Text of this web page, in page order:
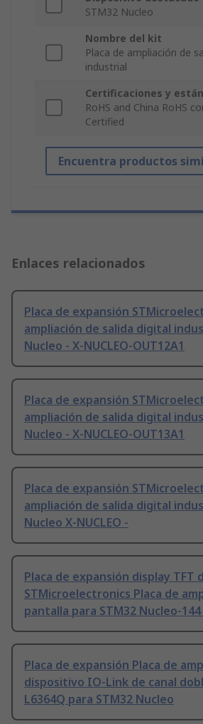
STM32 Nucleo
Nombre del kit
Placa de ampliación de
industrial
Certificaciones y
RoHS and China RoHS
Certified
Encuentra productos
Enlaces relacionados
Placa de expansión
ampliación de salida digital
Nucleo - X-NUCLEO-OUT12A1
Placa de expansión
ampliación de salida digital
Nucleo - X-NUCLEO-OUT13A1
Placa de expansión
ampliación de salida digital
Nucleo X-NUCLEO -
Placa de expansión display TFT
STMicroelectronics Placa de
pantalla para STM32 Nucleo-144
Placa de expansión Placa de
dispositivo IO-Link de canal
L6364Q para STM32 Nucleo